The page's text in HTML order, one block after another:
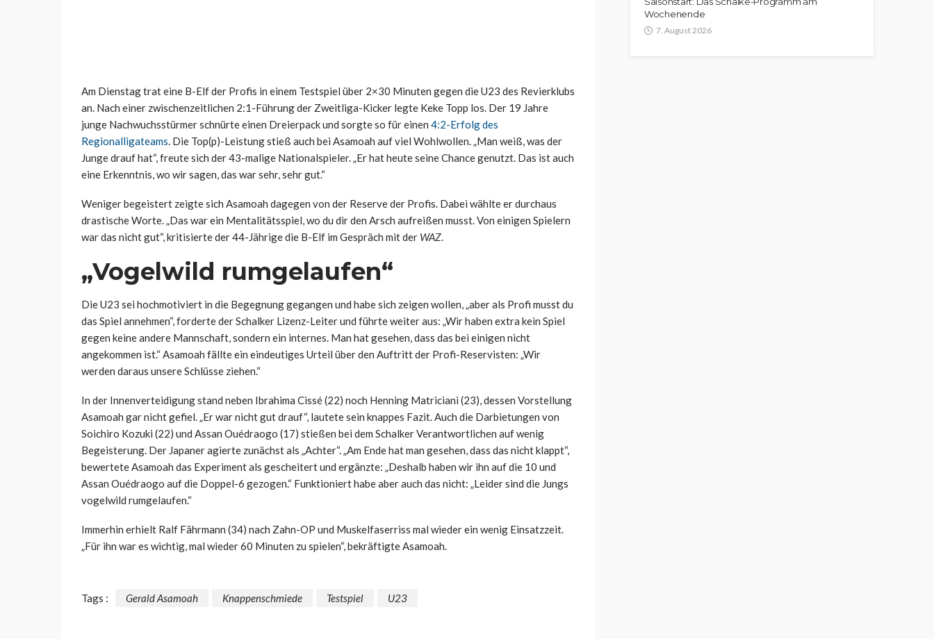
Am Dienstag trat eine B-Elf der Profis in einem Testspiel über 2×30 Minuten gegen die U23 des Revierklubs
an. Nach einer zwischenzeitlichen 2:1-Führung der Zweitliga-Kicker legte Keke Topp los. Der 19 Jahre
junge Nachwuchsstürmer schnürte einen Dreierpack und sorgte so für einen 4:2-Erfolg des
Regionalligateams. Die Top(p)-Leistung stieß auch bei Asamoah auf viel Wohlwollen. „Man weiß, was der
Junge drauf hat“, freute sich der 43-malige Nationalspieler. „Er hat heute seine Chance genutzt. Das ist auch
eine Erkenntnis, wo wir sagen, das war sehr, sehr gut.“
Weniger begeistert zeigte sich Asamoah dagegen von der Reserve der Profis. Dabei wählte er durchaus
drastische Worte. „Das war ein Mentalitätsspiel, wo du dir den Arsch aufreißen musst. Von einigen Spielern
war das nicht gut“, kritisierte der 44-Jährige die B-Elf im Gespräch mit der WAZ.
„Vogelwild rumgelaufen“
Die U23 sei hochmotiviert in die Begegnung gegangen und habe sich zeigen wollen, „aber als Profi musst du
das Spiel annehmen“, forderte der Schalker Lizenz-Leiter und führte weiter aus: „Wir haben extra kein Spiel
gegen keine andere Mannschaft, sondern ein internes. Man hat gesehen, dass das bei einigen nicht
angekommen ist.“ Asamoah fällte ein eindeutiges Urteil über den Auftritt der Profi-Reservisten: „Wir
werden daraus unsere Schlüsse ziehen.“
In der Innenverteidigung stand neben Ibrahima Cissé (22) noch Henning Matriciani (23), dessen Vorstellung
Asamoah gar nicht gefiel. „Er war nicht gut drauf“, lautete sein knappes Fazit. Auch die Darbietungen von
Soichiro Kozuki (22) und Assan Ouédraogo (17) stießen bei dem Schalker Verantwortlichen auf wenig
Begeisterung. Der Japaner agierte zunächst als „Achter“. „Am Ende hat man gesehen, dass das nicht klappt“,
bewertete Asamoah das Experiment als gescheitert und ergänzte: „Deshalb haben wir ihn auf die 10 und
Assan Ouédraogo auf die Doppel-6 gezogen.“ Funktioniert habe aber auch das nicht: „Leider sind die Jungs
vogelwild rumgelaufen.“
Immerhin erhielt Ralf Fährmann (34) nach Zahn-OP und Muskelfaserriss mal wieder ein wenig Einsatzzeit.
„Für ihn war es wichtig, mal wieder 60 Minuten zu spielen“, bekräftigte Asamoah.
Tags : Gerald Asamoah Knappenschmiede Testspiel U23
Wochenende
7. August 2026